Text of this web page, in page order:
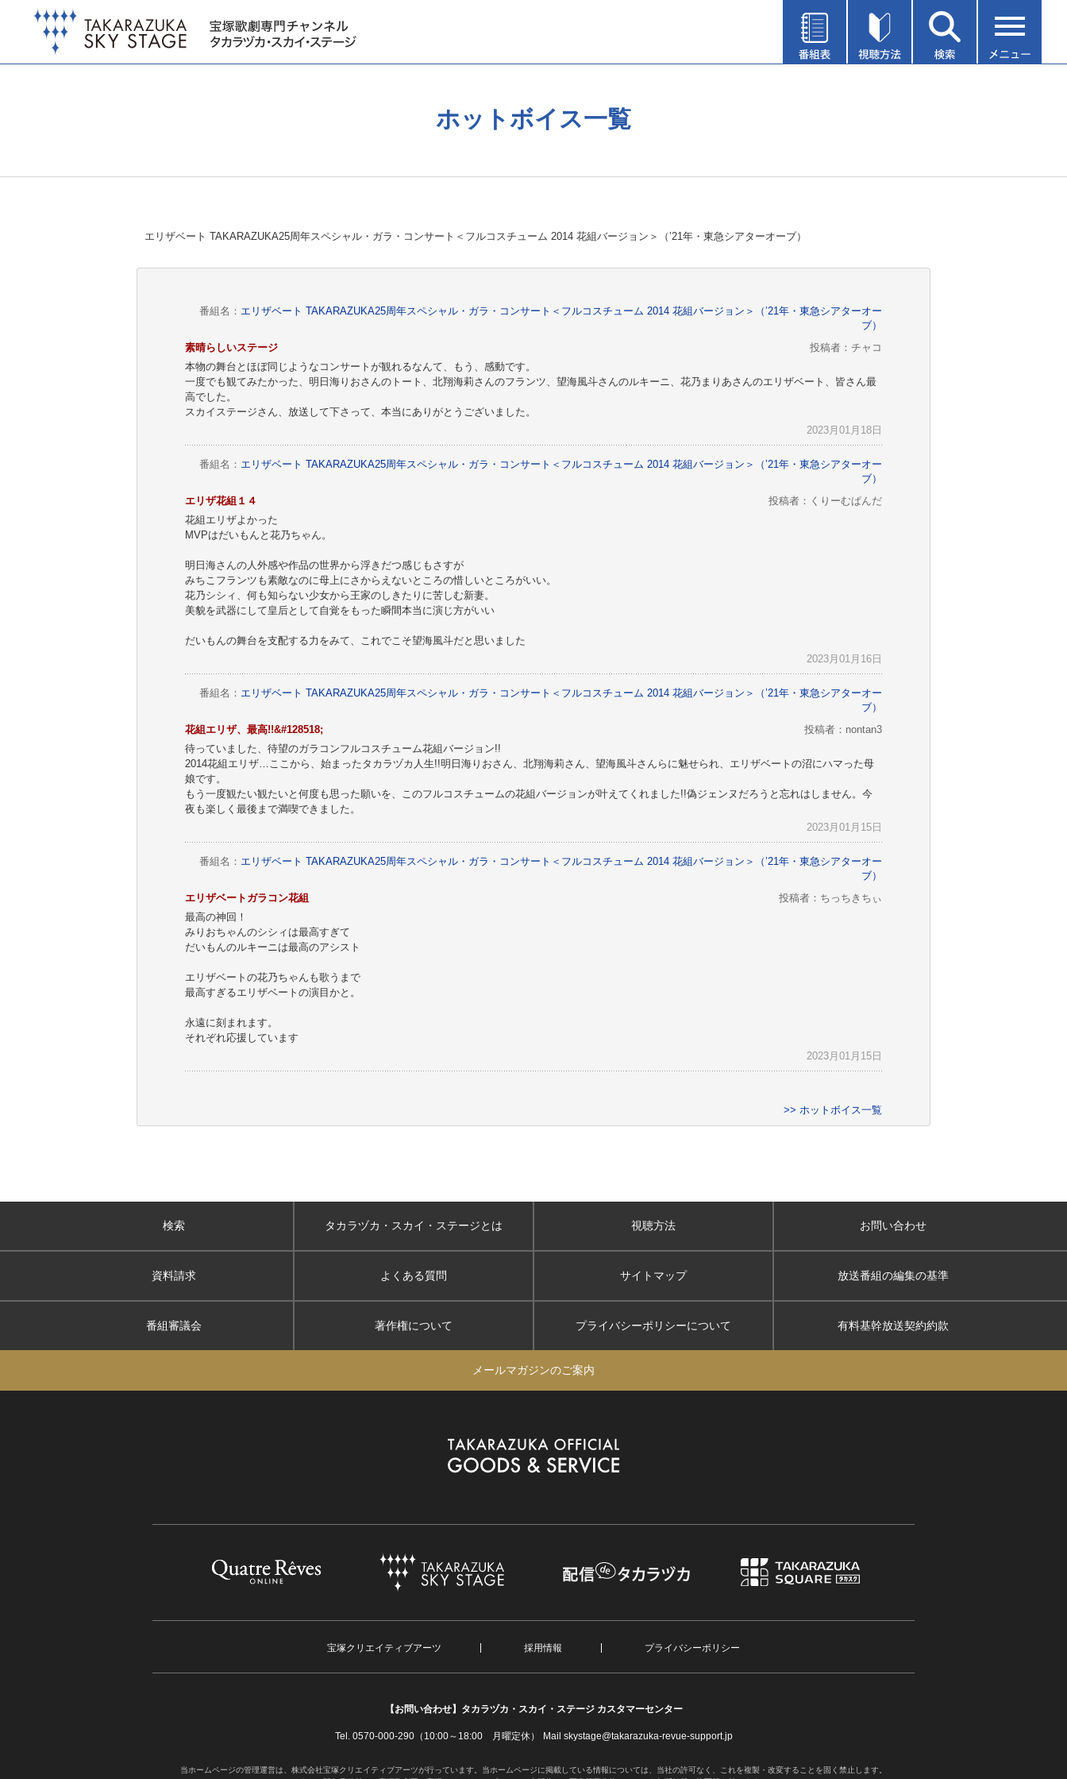
ホットボイス一覧
エリザベート TAKARAZUKA25周年スペシャル・ガラ・コンサート＜フルコスチューム 2014 花組バージョン＞（’21年・東急シアターオーブ）
番組名： エリザベート TAKARAZUKA25周年スペシャル・ガラ・コンサート＜フルコスチューム 2014 花組バージョン＞（’21年・東急シアターオー
ブ）
素晴らしいステージ
投稿者：チャコ
本物の舞台とほぼ同じようなコンサートが観れるなんて、もう、感動です。
一度でも観てみたかった、明日海りおさんのトート、北翔海莉さんのフランツ、望海風斗さんのルキーニ、花乃まりあさんのエリザベート、皆さん最
高でした。
スカイステージさん、放送して下さって、本当にありがとうございました。
2023月01月18日
番組名： エリザベート TAKARAZUKA25周年スペシャル・ガラ・コンサート＜フルコスチューム 2014 花組バージョン＞（’21年・東急シアターオー
ブ）
エリザ花組１４
投稿者：くりーむぱんだ
花組エリザよかった
MVPはだいもんと花乃ちゃん。
明日海さんの人外感や作品の世界から浮きだつ感じもさすが
みちこフランツも素敵なのに母上にさからえないところの惜しいところがいい。
花乃シシィ、何も知らない少女から王家のしきたりに苦しむ新妻。
美貌を武器にして皇后として自覚をもった瞬間本当に演じ方がいい
だいもんの舞台を支配する力をみて、これでこそ望海風斗だと思いました
2023月01月16日
番組名： エリザベート TAKARAZUKA25周年スペシャル・ガラ・コンサート＜フルコスチューム 2014 花組バージョン＞（’21年・東急シアターオー
ブ）
花組エリザ、最高!!&#128518;
投稿者：nontan3
待っていました、待望のガラコンフルコスチューム花組バージョン!!
2014花組エリザ…ここから、始まったタカラヅカ人生!!明日海りおさん、北翔海莉さん、望海風斗さんらに魅せられ、エリザベートの沼にハマった母
娘です。
もう一度観たい観たいと何度も思った願いを、このフルコスチュームの花組バージョンが叶えてくれました!!偽ジェンヌだろうと忘れはしません。今
夜も楽しく最後まで満喫できました。
2023月01月15日
番組名： エリザベート TAKARAZUKA25周年スペシャル・ガラ・コンサート＜フルコスチューム 2014 花組バージョン＞（’21年・東急シアターオー
ブ）
エリザベートガラコン花組
投稿者：ちっちきちぃ
最高の神回！
みりおちゃんのシシィは最高すぎて
だいもんのルキーニは最高のアシスト
エリザベートの花乃ちゃんも歌うまで
最高すぎるエリザベートの演目かと。
永遠に刻まれます。
それぞれ応援しています
2023月01月15日
>> ホットボイス一覧
検索 タカラヅカ・スカイ ・ステージとは 視聴方法 お問い合わせ
資料請求 よくある質問 サイトマップ 放送番組の編集の基準
番組審議会 著作権について プライバシーポリシーについて 有料基幹放送契約約款
メールマガジンのご案内
宝塚クリエイティブアーツ 採用情報 プライバシーポリシー
【お問い合わせ】 タカラヅカ・スカイ・ステージ カスタマーセンター
Tel. 0570-000-290（10:00～18:00 月曜定休） Mail skystage@takarazuka-revue-support.jp
当ホームページの管理運営は、株式会社宝塚クリエイティブアーツが行っています。当ホームページに掲載している情報については、当社の許可なく、これを複製・改変することを固く禁止します。